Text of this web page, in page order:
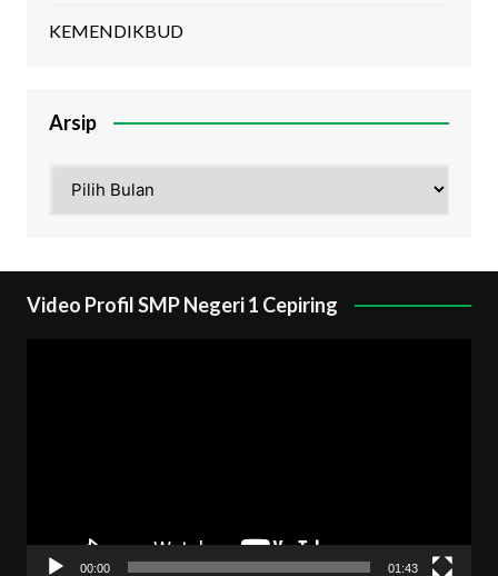
KEMENDIKBUD
Arsip
Video Profil SMP Negeri 1 Cepiring
00:00 01:43